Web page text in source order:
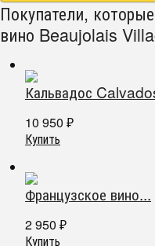
Покупатели,
вино Beaujolais
Кальвадос
10 950 ₽
Купить
Французское вино...
2 950 ₽
Купить